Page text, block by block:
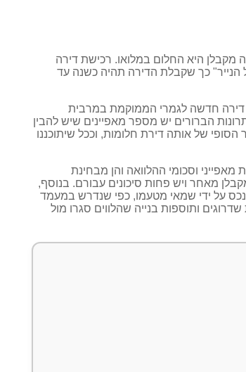
היא החלום במלואו. רכישת דירה
כך שקבלת הדירה תהיה כשנה עד
דירה חדשה לגמרי הממוקמת במרבית
הברורים יש מספר מאפיינים שיש להבין
של אותה דירת חלומות, וככל שיתוכננו
וסכומי ההלוואה והן מבחינת
מאחר ויש פחות סיכונים עבורם. בנוסף,
על ידי שמאי מטעמו, כפי שנדרש במעמד
שדרוגים ותוספות בנייה שהלווים סגרו מול